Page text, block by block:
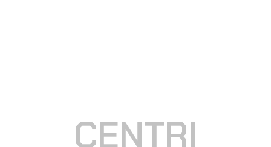
CENTRI